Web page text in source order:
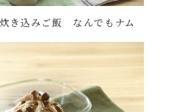
き込みご飯 なんでもナム